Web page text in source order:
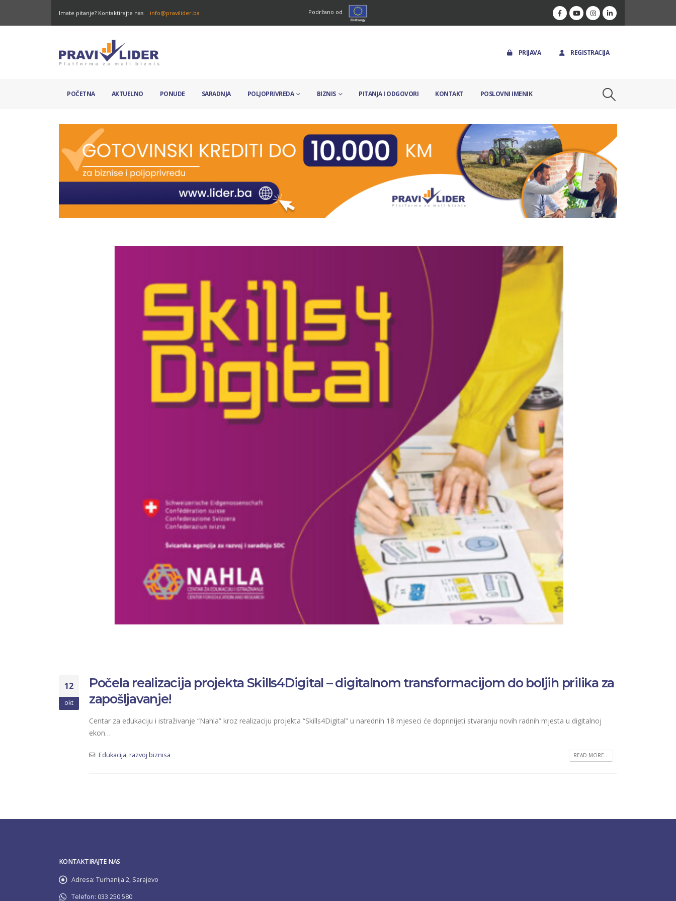
Imate pitanje? Kontaktirajte nas info@pravilider.ba Podržano od
PRIJAVA REGISTRACIJA
POČETNA AKTUELNO PONUDE SARADNJA POLJOPRIVREDA BIZNIS PITANJA I ODGOVORI KONTAKT POSLOVNI IMENIK
12
okt
Počela realizacija projekta Skills4Digital – digitalnom transformacijom do boljih prilika za
zapošljavanje!
Centar za edukaciju i istraživanje “Nahla” kroz realizaciju projekta “Skills4Digital” u narednih 18 mjeseci će doprinijeti stvaranju novih radnih mjesta u digitalnoj
ekon…
Edukacija,razvoj biznisa READ MORE...
KONTAKTIRAJTE NAS
Adresa: Turhanija 2, Sarajevo
Telefon: 033 250 580